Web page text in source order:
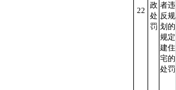
22
政
处
罚
者违
反规
划的
规定
建住
宅的
处罚